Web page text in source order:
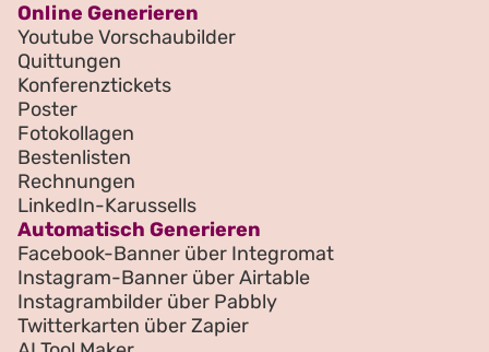
Online Generieren
Youtube Vorschaubilder
Quittungen
Konferenztickets
Poster
Fotokollagen
Bestenlisten
Rechnungen
LinkedIn-Karussells
Automatisch Generieren
Facebook-Banner über Integromat
Instagram-Banner über Airtable
Instagrambilder über Pabbly
Twitterkarten über Zapier